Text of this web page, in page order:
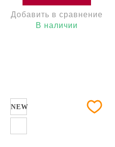
Добавить в сравнение
В наличии
NEW